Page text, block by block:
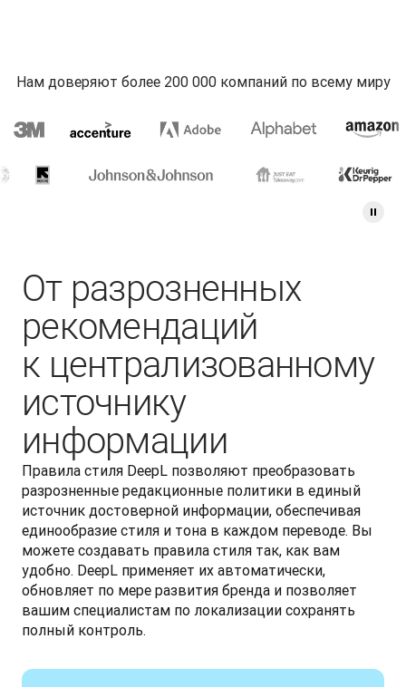
Нам доверяют более 200 000 компаний по всему миру
От разрозненных
рекомендаций
к централизованному
источнику
информации
Правила стиля DeepL позволяют преобразовать
разрозненные редакционные политики в единый
источник достоверной информации, обеспечивая
единообразие стиля и тона в каждом переводе. Вы
можете создавать правила стиля так, как вам
удобно. DeepL применяет их автоматически,
обновляет по мере развития бренда и позволяет
вашим специалистам по локализации сохранять
полный контроль.